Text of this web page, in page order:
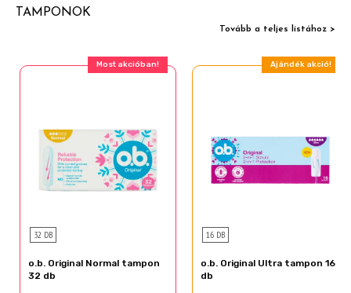
TAMPONOK
Tovább a teljes listához >
Most akcióban!
32 DB
o.b. Original Normal tampon
32 db
Ajándék akció!
16 DB
o.b. Original Ultra tampon 16
db